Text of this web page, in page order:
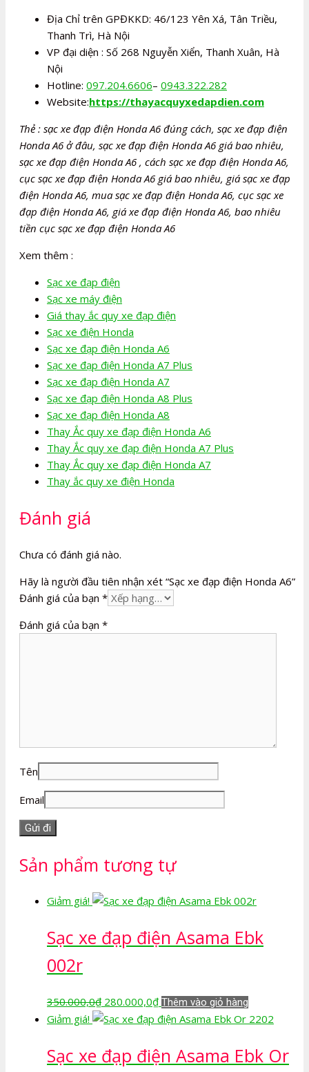
Địa Chỉ trên GPĐKKD: 46/123 Yên Xá, Tân Triều,
Thanh Trì, Hà Nội
VP đại diện : Số 268 Nguyễn Xiển, Thanh Xuân, Hà
Nội
Hotline: 097.204.6606– 0943.322.282
Website:https://thayacquyxedapdien.com
Thẻ : sạc xe đạp điện Honda A6 đúng cách, sạc xe đạp điện
Honda A6 ở đâu, sạc xe đạp điện Honda A6 giá bao nhiêu,
sạc xe đạp điện Honda A6 , cách sạc xe đạp điện Honda A6,
cục sạc xe đạp điện Honda A6 giá bao nhiêu, giá sạc xe đạp
điện Honda A6, mua sạc xe đạp điện Honda A6, cục sạc xe
đạp điện Honda A6, giá xe đạp điện Honda A6, bao nhiêu
tiền cục sạc xe đạp điện Honda A6
Xem thêm :
Sạc xe đạp điện
Sạc xe máy điện
Giá thay ắc quy xe đạp điện
Sạc xe điện Honda
Sạc xe đạp điện Honda A6
Sạc xe đạp điện Honda A7 Plus
Sạc xe đạp điện Honda A7
Sạc xe đạp điện Honda A8 Plus
Sạc xe đạp điện Honda A8
Thay Ắc quy xe đạp điện Honda A6
Thay Ắc quy xe đạp điện Honda A7 Plus
Thay Ắc quy xe đạp điện Honda A7
Thay ắc quy xe điện Honda
Đánh giá
Chưa có đánh giá nào.
Hãy là người đầu tiên nhận xét “Sạc xe đạp điện Honda A6”
Đánh giá của bạn *
Đánh giá của bạn *
Tên
Email
Sản phẩm tương tự
Giảm giá!
Sạc xe đạp điện Asama Ebk
002r
350.000,0₫ Giá
gốc
350.000,0₫.
280.000,0₫Giá
hiện
là:
280.000,0₫.
Thêm vào giỏ hàng
Giảm giá!
Sạc xe đạp điện Asama Ebk Or